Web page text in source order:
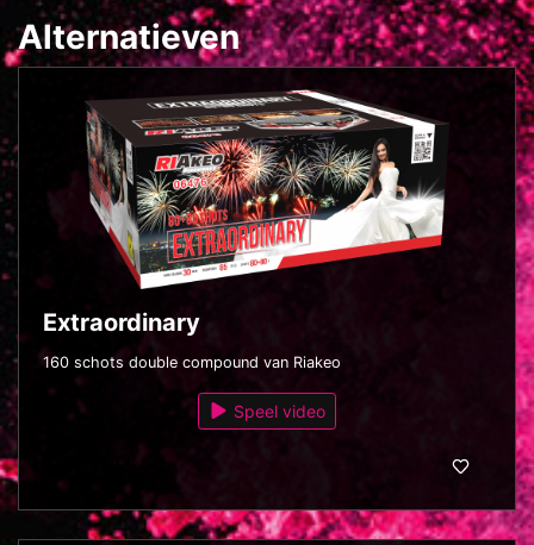
Alternatieven
Extraordinary
160 schots double compound van Riakeo
Speel video